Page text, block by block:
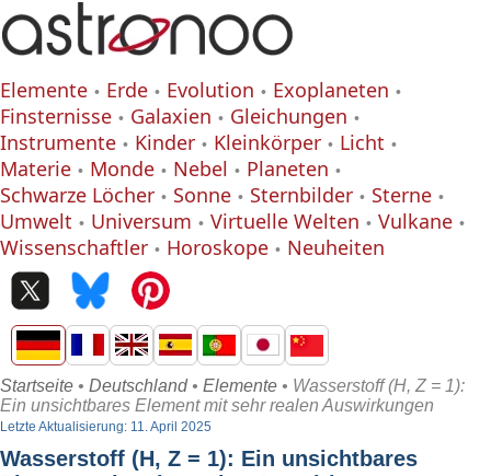
Elemente Erde Evolution
Exoplaneten
Finsternisse
Galaxien
Gleichungen
Instrumente
Kinder Kleinkörper
Licht
Materie
Monde Nebel
Planeten
Schwarze Löcher
Sonne Sternbilder
Sterne
Umwelt
Universum Virtuelle Welten
Vulkane
Wissenschaftler
Horoskope Neuheiten
Startseite • Deutschland• Elemente • Wasserstoff (H, Z = 1):
Ein unsichtbares Element mit sehr realen Auswirkungen
Letzte Aktualisierung: 11. April 2025
Wasserstoff (H, Z = 1): Ein unsichtbares